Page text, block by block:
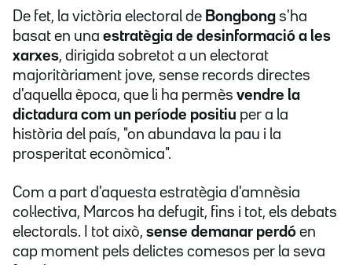
De fet, la victòria electoral de Bongbong s'ha
basat en una estratègia de desinformació a les
xarxes, dirigida sobretot a un electorat
majoritàriament jove, sense records directes
d'aquella època, que li ha permès vendre la
dictadura com un període positiu per a la
història del país, "on abundava la pau i la
prosperitat econòmica".
Com a part d'aquesta estratègia d'amnèsia
col·lectiva, Marcos ha defugit, fins i tot, els debats
electorals. I tot això, sense demanar perdó en
cap moment pels delictes comesos per la seva